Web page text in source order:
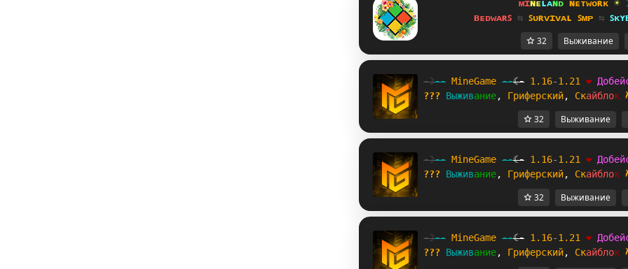
ᴍɪɴᴇʟᴀɴᴅ ɴᴇᴛᴡᴏʀᴋ ☀
ʙᴇᴅᴡᴀʀꜱ ⇆ ꜱᴜʀᴠɪᴠᴀʟ ꜱᴍᴘ ⇆
32 Выживание
-☽-- Mi neGame --☾- 1.16-1.21 ❤ Добей
??? Выживание, Гриферский, Скайблок
32 Выживание
-☽-- Mi neGame --☾- 1.16-1.21 ❤ Добей
??? Выживание, Гриферский, Скайблок
32 Выживание
-☽-- Mi neGame --☾- 1.16-1.21 ❤ Добей
??? Выживание, Гриферский, Скайблок